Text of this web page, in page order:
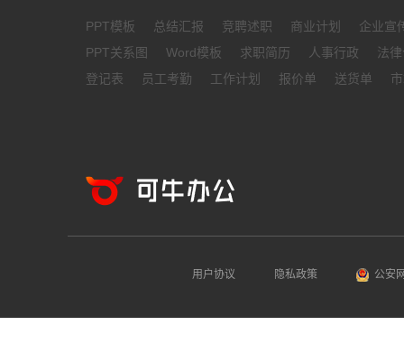
PPT模板 总结汇报 竞聘述职 商业计划
企业宣
PPT关系图
Word模板 求职简历 人事行政
法
登记表
员工考勤 工作计划 报价单 送货单
用户协议 隐私政策 公安